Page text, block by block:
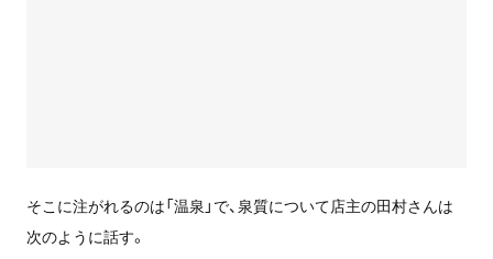
そこに注がれるのは「温泉」で、泉質について店主の田村さんは
次のように話す。